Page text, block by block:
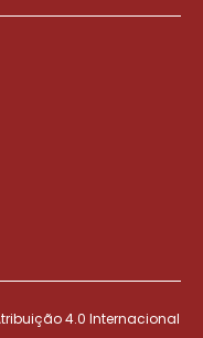
4.0 Internacional